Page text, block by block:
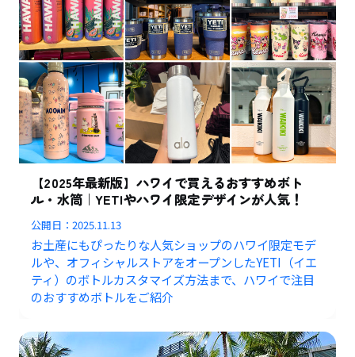
【2025年最新版】ハワイで買えるおすすめボト
ル・水筒｜YETIやハワイ限定デザインが人気！
公開日：2025.11.13
お土産にもぴったりな人気ショップのハワイ限定モデ
ルや、オフィシャルストアをオープンしたYETI（イエ
ティ）のボトルカスタマイズ方法まで、ハワイで注目
のおすすめボトルをご紹介